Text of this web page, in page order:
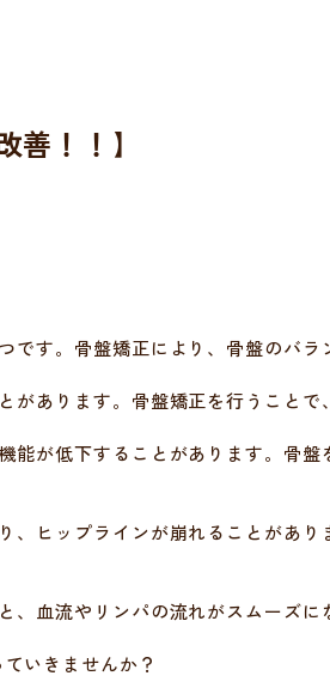
善！！】
す。骨盤矯正により、骨盤のバラ
あります。骨盤矯正を行うことで
能が低下することがあります。骨
、ヒップラインが崩れることがあ
血流やリンパの流れがスムーズに
いきませんか？